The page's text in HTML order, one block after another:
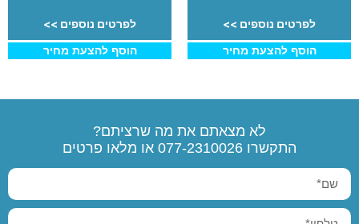
לפרטים נוספים >>
הוסף להצעת מחיר
לפרטים נוספים >>
הוסף להצעת מחיר
לא מצאתם את מה שרציתם?
התקשרו 077-2310026 או מלאו פרטים